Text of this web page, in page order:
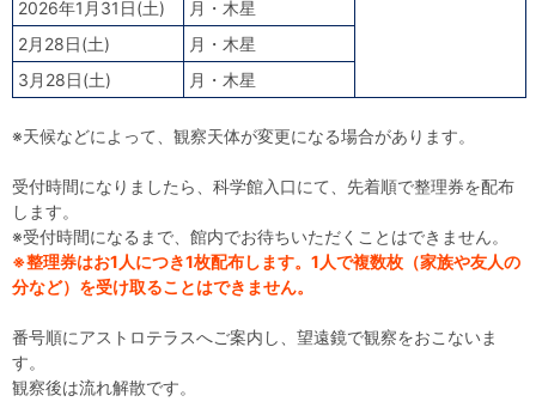
2026年1月31日(土)
月・木星
2月28日(土)
月・木星
3月28日(土)
月・木星
※天候などによって、観察天体が変更になる場合があります。
受付時間になりましたら、科学館入口にて、先着順で整理券を配布
します。
※受付時間になるまで、館内でお待ちいただくことはできません。
※整理券はお1人につき1枚配布します。1人で複数枚（家族や友人の
分など）を受け取ることはできません。
番号順にアストロテラスへご案内し、望遠鏡で観察をおこないま
す。
観察後は流れ解散です。